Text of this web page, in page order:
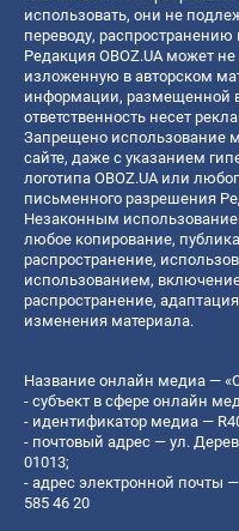
использовать, они не
переводу,
Редакция OBOZ.UA может
изложенную в авторском
информации, размещенной
ответственность несет
Запрещено использование
сайте, даже с указанием
логотипа OBOZ.UA или
письменного разрешения
Незаконным
любое копирование,
распространение,
использованием,
распространение,
изменения материала.
Название онлайн медиа —
- субъект в сфере онлайн
- идентификатор медиа —
- почтовый адрес — ул.
01013;
- адрес электронной почты —
585 46 20